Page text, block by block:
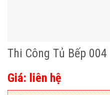
Thi Công Tủ Bếp 004
Giá: liên hệ